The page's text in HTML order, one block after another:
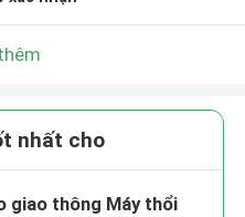
nhất cho
giao thông Máy thổi